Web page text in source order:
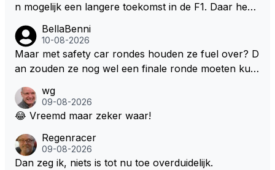
n mogelijk een langere toekomst in de F1. Daar heeft
erademing was. Dit zou in de F1 bij elke race moeten
zijn. Stel de auto's worden zoals ik omschreef en M
ax kan helemaal los gaan met zijn talenten, dan zie i
en na het volgende kontrakt.
BellaBenni
10-08-2026
Maar met safety car rondes houden ze fuel over? D
an zouden ze nog wel een finale ronde moeten kun
wg
09-08-2026
😂 Vreemd maar zeker waar!
Regenracer
09-08-2026
Dan zeg ik, niets is tot nu toe overduidelijk.